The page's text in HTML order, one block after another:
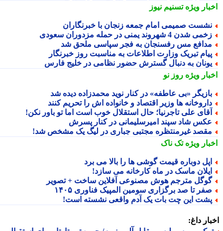
ویژهتسنیم نیوز
صمیمی امام جمعه زنجان با خبرنگاران
شدن 4 شهروند یمنی در حمله مزدوران سعودی
مس رفسنجان به فجر سپاسی ملحق شد
تبریک وزارت اطلاعات به مناسبت روز خبرنگار
به دنبال گسترش حضور نظامی در خلیج فارس
ویژهروز نو
«بی عاطفه» در کنار نوید محمدزاده دیده شد
ها وزیر اقتصاد و خانواده اش را تحریم کنند
علی تاجرنیا؛ حال استقلال خوب است اما تو باور نکن!
شاد سپند امیرسلیمانی در کنار پسرش
غیرمنتظره مجتبی جباری در لیگ یک مشخص شد!
ویژهتک ناک
دوباره قیمت گوشی ها را بالا می برد
ماسک در ماه کارخانه می سازد!
مترجم هوش مصنوعی آفلاین ساخت + تصویر
تا صد برگزاری سومین المپیک فناوری ۱۴۰۵
این چت بات یک آدم واقعی نشسته است!
داغ: